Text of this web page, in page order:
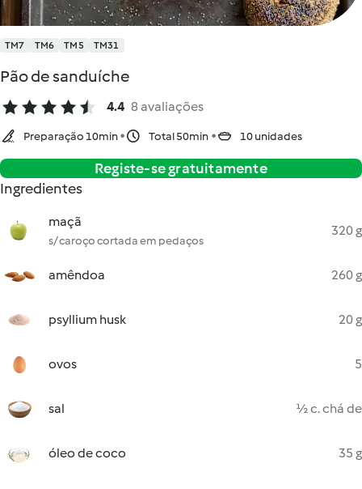
TM7 TM6 TM5 TM31
Pão de sanduíche
4.4 8 avaliações
Preparação 10min Total 50min 10 unidades
Registe-se gratuitamente
Ingredientes
maçã
s/ caroço cortada em pedaços
320 g
amêndoa 260 g
psyllium husk 20 g
ovos 5
sal ½ c. chá de
óleo de coco 35 g